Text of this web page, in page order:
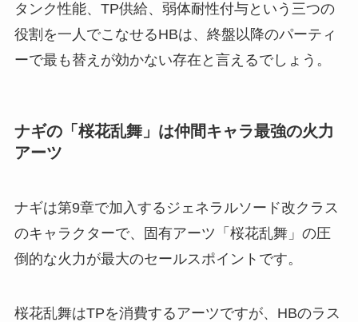
タンク性能、TP供給、弱体耐性付与という三つの
役割を一人でこなせるHBは、終盤以降のパーティ
ーで最も替えが効かない存在と言えるでしょう。
ナギの「桜花乱舞」は仲間キャラ最強の火力
アーツ
ナギは第9章で加入するジェネラルソード改クラス
のキャラクターで、固有アーツ「桜花乱舞」の圧
倒的な火力が最大のセールスポイントです。
桜花乱舞はTPを消費するアーツですが、HBのラス